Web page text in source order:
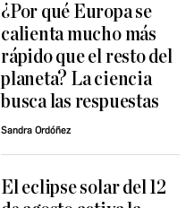
¿Por qué Europa se
calienta mucho más
rápido que el resto del
planeta? La ciencia
busca las respuestas
Sandra Ordóñez
El eclipse solar del 12